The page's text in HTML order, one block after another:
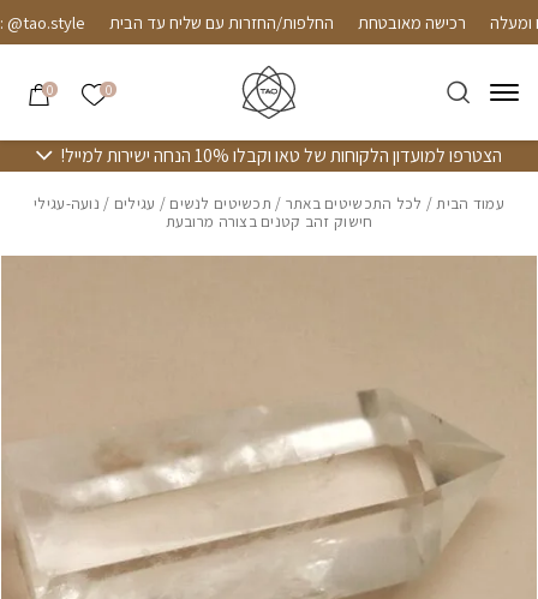
Skip to Contentרכישה מאובטחת החלפות/החזרות עם שליח עד הבית
0 הרשימה
0
הצטרפו למועדון הלקוחות של טאו וקבלו 10% הנחה ישירות למייל!
עמוד הבית/ לכל התכשיטים באתר / תכשיטים לנשים / עגילים / נועה-עגילי
חישוק זהב קטנים בצורה מרובעת
בחזרה למעלה